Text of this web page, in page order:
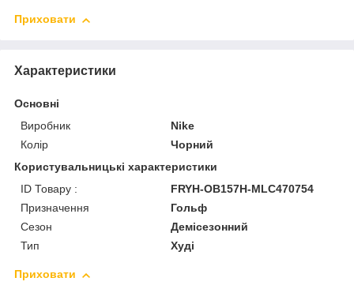
Приховати
Характеристики
Основні
Виробник
Nike
Колір
Чорний
Користувальницькі характеристики
ID Товару :
FRYH-OB157H-MLC470754
Призначення
Гольф
Сезон
Демісезонний
Тип
Худі
Приховати